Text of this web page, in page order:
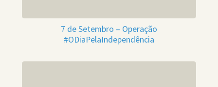
7 de Setembro – Operação
#ODiaPelaIndependência